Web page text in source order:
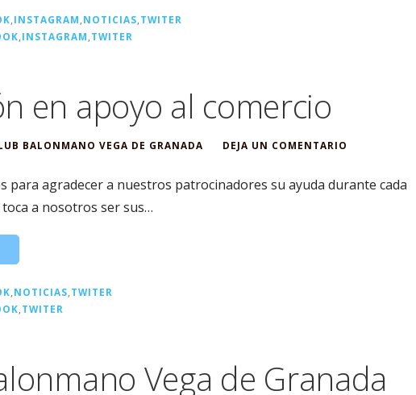
,INSTAGRAM,NOTICIAS,TWITER
,INSTAGRAM,TWITER
en apoyo al comercio
BALONMANO VEGA DE GRANADA DEJA UN COMENTARIO
para agradecer a nuestros patrocinadores su ayuda durante cada
a nosotros ser sus…
,NOTICIAS,TWITER
,TWITER
Vega de Granada